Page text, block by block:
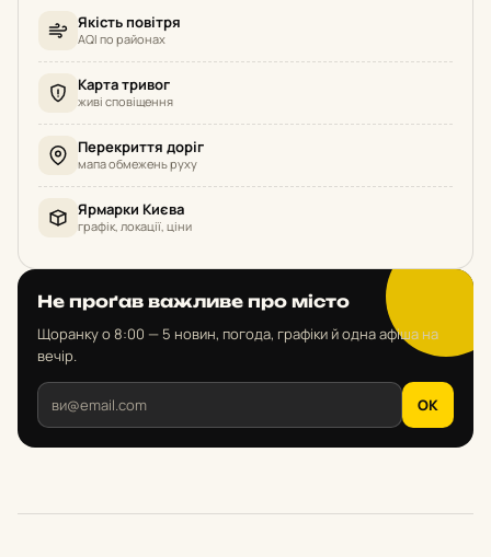
Якість повітря
AQI по районах
Карта тривог
живі сповіщення
Перекриття доріг
мапа обмежень руху
Ярмарки Києва
графік, локації, ціни
Не проґав важливе про місто
Щоранку о 8:00 — 5 новин, погода, графіки й одна афіша на
вечір.
OK